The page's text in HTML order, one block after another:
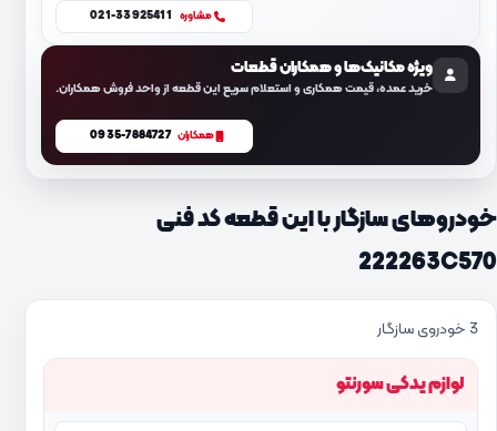
مشاوره 021-33925411
ویژه مکانیک‌ها و همکاران قطعات
خرید عمده، قیمت همکاری و استعلام سریع این قطعه از واحد فروش همکاران.
همکاران 0935-7884727
خودروهای سازگار با این قطعه کد فنی
222263C570
3 خودروی سازگار
لوازم یدکی سورنتو